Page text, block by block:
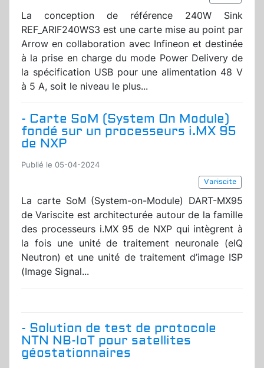
La conception de référence 240W Sink
REF_ARIF240WS3 est une carte mise au point par
Arrow en collaboration avec Infineon et destinée
à la prise en charge du mode Power Delivery de
la spécification USB pour une alimentation 48 V
à 5 A, soit le niveau le plus...
- Carte SoM (System On Module)
fondé sur un processeurs i.MX 95
de NXP
Publié le 05-04-2024
Variscite
La carte SoM (System-on-Module) DART-MX95
de Variscite est architecturée autour de la famille
des processeurs i.MX 95 de NXP qui intègrent à
la fois une unité de traitement neuronale (eIQ
Neutron) et une unité de traitement d’image ISP
(Image Signal...
- Solution de test de protocole
NTN NB-IoT pour satellites
géostationnaires